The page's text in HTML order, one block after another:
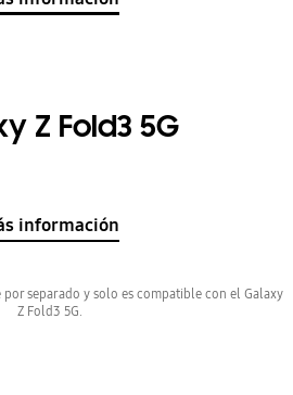
Z Fold3 5G
información
separado y solo es compatible con el Galaxy
Z Fold3 5G.